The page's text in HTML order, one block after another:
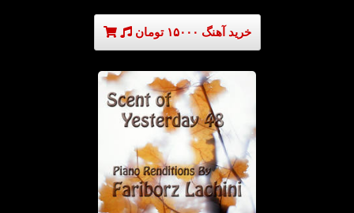
خرید آهنگ ۱۵۰۰۰ تومان